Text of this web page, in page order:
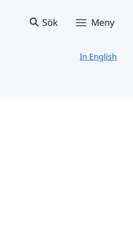
Sök Meny
In English